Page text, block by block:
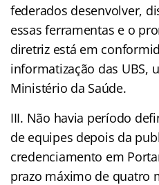
federados desenvolver,
essas ferramentas e o
diretriz está em
informatização das UBS,
Ministério da Saúde.
III. Não havia período
de equipes depois da
credenciamento em
prazo máximo de quatro